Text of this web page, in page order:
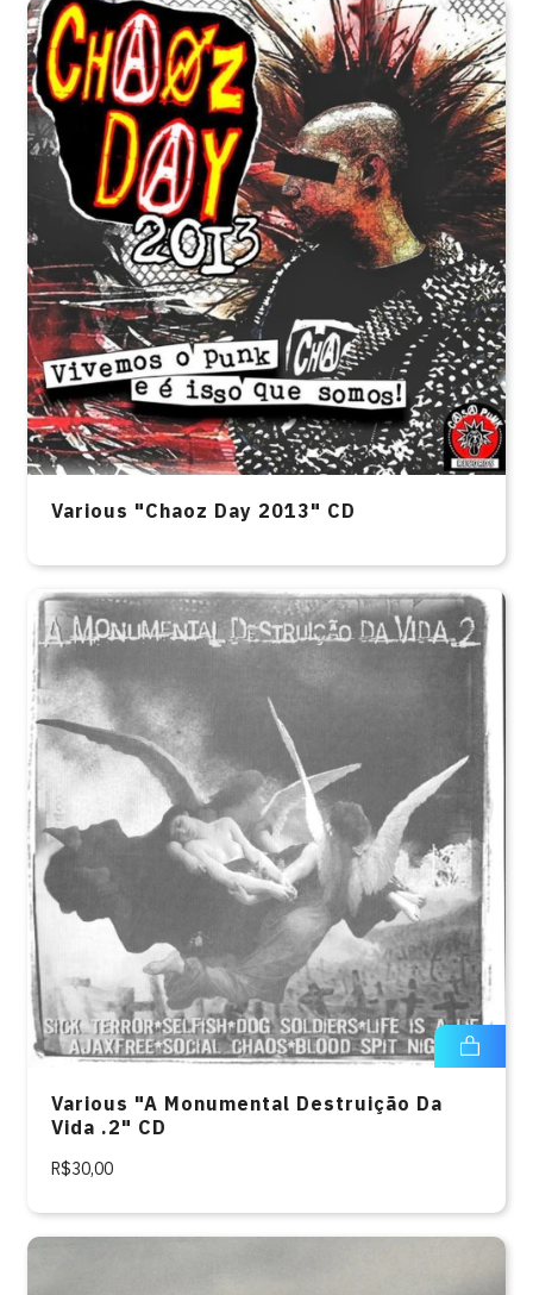
Various "Chaoz Day 2013" CD
Various "A Monumental Destruição Da
Vida .2" CD
R$30,00